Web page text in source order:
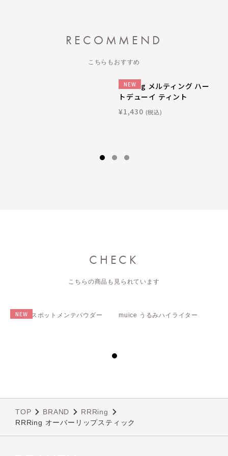
RECOMMEND
こちらもおすすめ
NEW
RRRing メルティング ハー
トデューイ ティント
¥1,430 (税込)
CHECK
こちらの商品も見られています
NEW
muice スポットメンテパウダー muice うるみハイライター
TOP BRAND
RRRing
RRRing オーバーリップスティック